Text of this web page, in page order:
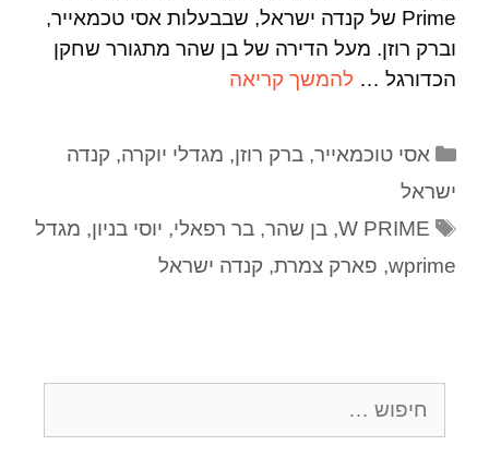
Prime של קנדה ישראל, שבבעלות אסי טכמאייר,
וברק רוזן. מעל הדירה של בן שהר מתגורר שחקן
הכדורגל … להמשך קריאה
אסי טוכמאייר,ברק רוזן, מגדלי יוקרה,קנדה
ישראל
W PRIME
,בן שהר,בר רפאלי, יוסי בניון, מגדל
wprime
, פארק צמרת, קנדה ישראל